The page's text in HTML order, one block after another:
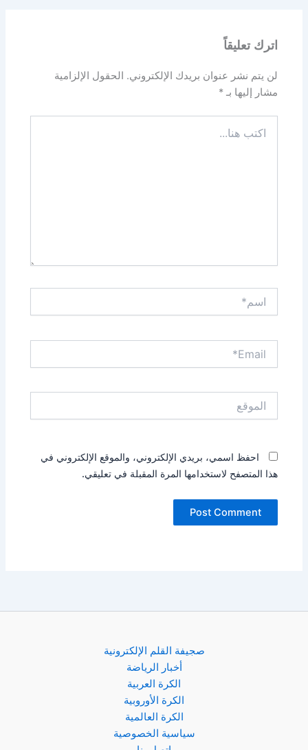
اترك تعليقاً
لن يتم نشر عنوان بريدك الإلكتروني. الحقول الإلزامية
مشار إليها بـ*
هنا...
احفظ اسمي، بريدي الإلكتروني، والموقع الإلكتروني في
هذا المتصفح لاستخدامها المرة المقبلة في تعليقي.
صجيفة القلم الإلكترونية
أخبار الرياضة
الكرة العربية
الكرة الأوروبية
الكرة العالمية
سياسية الخصوصية